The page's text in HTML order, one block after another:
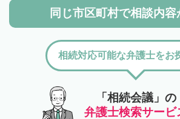
同じ市区町村で相談内容
「相続会議」の
弁護士検索サービ
相続対応可能な弁護士をお